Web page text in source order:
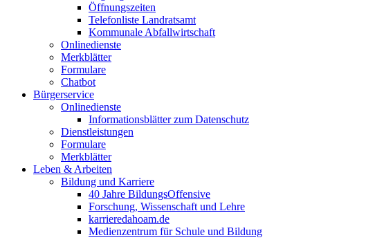
Öffnungszeiten
Telefonliste Landratsamt
Kommunale Abfallwirtschaft
Onlinedienste
Merkblätter
Formulare
Chatbot
Bürgerservice
Onlinedienste
Informationsblätter zum Datenschutz
Dienstleistungen
Formulare
Merkblätter
Leben & Arbeiten
Bildung und Karriere
40 Jahre BildungsOffensive
Forschung, Wissenschaft und Lehre
karrieredahoam.de
Medienzentrum für Schule und Bildung